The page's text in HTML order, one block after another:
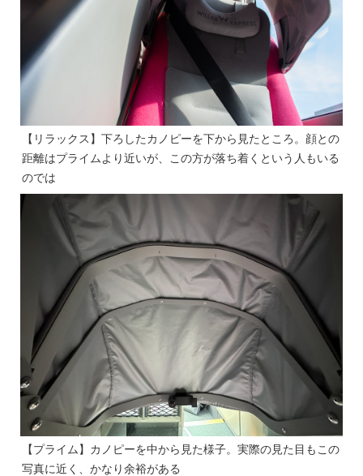
【リラックス】下ろしたカノピーを下から見たところ。顔との
距離はプライムより近いが、この方が落ち着くという人もいる
のでは
【プライム】カノピーを中から見た様子。実際の見た目もこの
写真に近く、かなり余裕がある